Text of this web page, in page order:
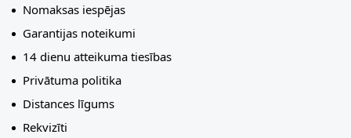
Nomaksas iespējas
Garantijas noteikumi
14 dienu atteikuma tiesības
Privātuma politika
Distances līgums
Rekvizīti